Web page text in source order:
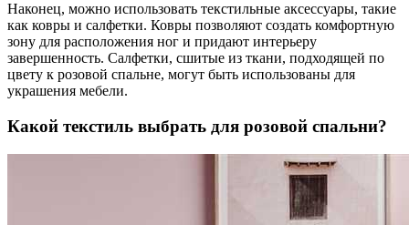
Наконец, можно использовать текстильные аксессуары, такие
как ковры и салфетки. Ковры позволяют создать комфортную
зону для расположения ног и придают интерьеру
завершенность. Салфетки, сшитые из ткани, подходящей по
цвету к розовой спальне, могут быть использованы для
украшения мебели.
Какой текстиль выбрать для розовой спальни?